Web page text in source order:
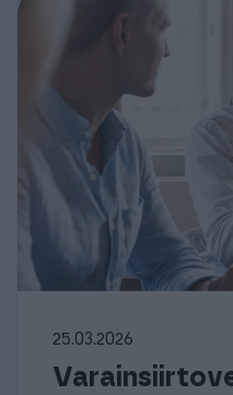
25.03.2026